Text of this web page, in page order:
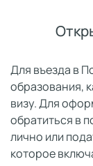
Для въезда в
образования,
визу. Для
обратиться в
лично или
которое